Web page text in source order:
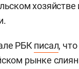
РБКписал,
рынке